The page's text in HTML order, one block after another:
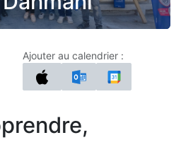
Ajouter au calendrier :